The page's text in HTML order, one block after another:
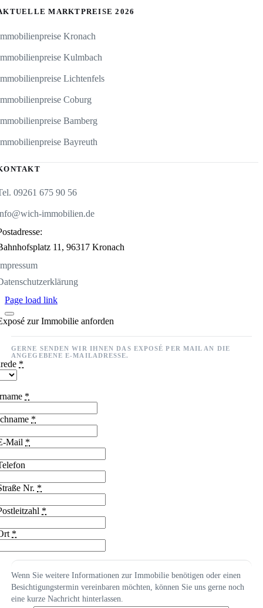
MARKTPREISE 2026
Kronach
Kulmbach
Lichtenfels
Coburg
Bamberg
Bayreuth
09261 675 90 56
immobilien.de
11,96317 Kronach
Page load link
zur Immobilie anforden
GERNE SENDEN WIR IHNEN DAS EXPOSÉ PER MAIL AN DIE
ANGEGEBENE E-MAILADRESSE.
*
*
*
Mail *
Nr. *
*
*
Wenn Sie weitere Informationen zur Immobilie benötigen oder einen
Besichtigungstermin vereinbaren möchten, können Sie uns gerne noch
eine kurze Nachricht hinterlassen.